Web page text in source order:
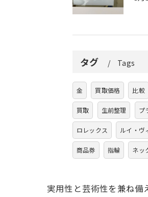
タグ Tags
金 買取価格 比較
買取 生前整理 プ
ロレックス ルイ・ヴ
商品券 指輪 ネッ
実用性と芸術性を兼ね備